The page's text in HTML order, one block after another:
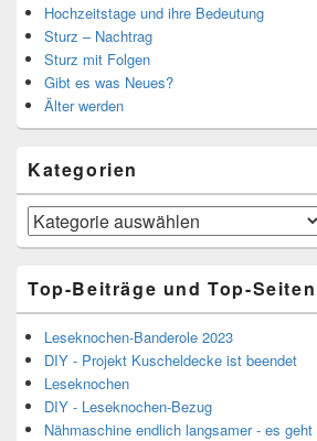
Hochzeitstage und ihre Bedeutung
Sturz – Nachtrag
Sturz mit Folgen
Gibt es was Neues?
Älter werden
Kategorien
Kategorien
Top-Beiträge und Top-Seiten
Leseknochen-Banderole 2023
DIY - Projekt Kuscheldecke ist beendet
Leseknochen
DIY - Leseknochen-Bezug
Nähmaschine endlich langsamer - es geht